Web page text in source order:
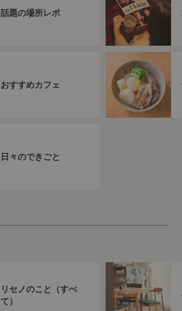
話題の場所レポ
おすすめカフェ
日々のできごと
リセノのこと（すべ
て）